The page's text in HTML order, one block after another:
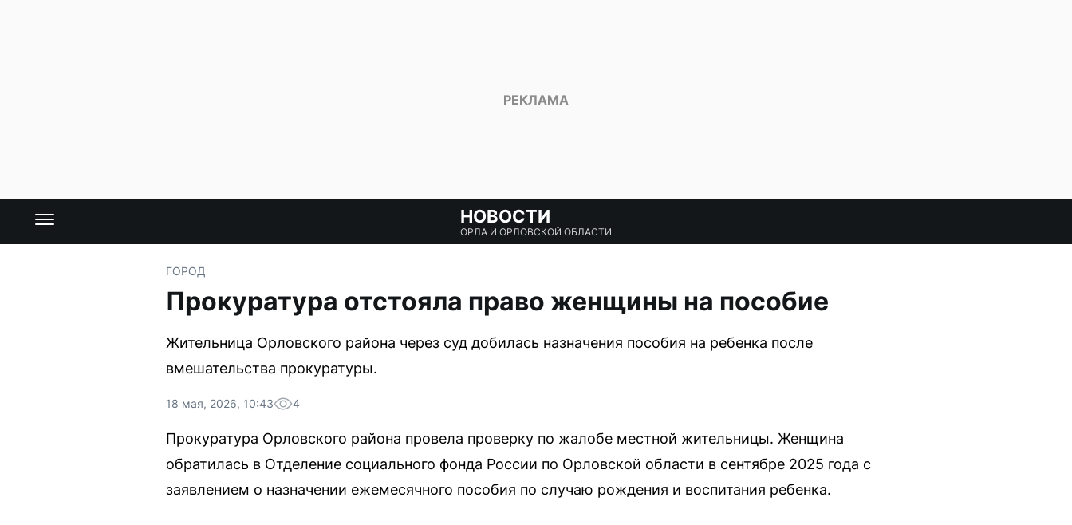
НОВОСТИ
ОРЛА И ОРЛОВСКОЙ ОБЛАСТИ
ГОРОД
Прокуратура отстояла право женщины на пособие
Жительница Орловского района через суд добилась назначения пособия на ребенка после
вмешательства прокуратуры.
18 мая, 2026, 10:43 4
Прокуратура Орловского района провела проверку по жалобе местной жительницы. Женщина
обратилась в Отделение социального фонда России по Орловской области в сентябре 2025 года с
заявлением о назначении ежемесячного пособия по случаю рождения и воспитания ребенка.